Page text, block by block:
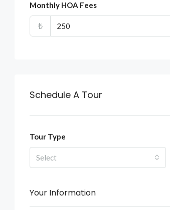
Monthly HOA Fees
₺
Schedule A Tour
Tour Type
Select
Your Information